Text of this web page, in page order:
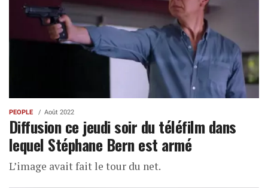
PEOPLE Août 2022
Diffusion ce jeudi soir du téléfilm dans
lequel Stéphane Bern est armé
L’image avait fait le tour du net.